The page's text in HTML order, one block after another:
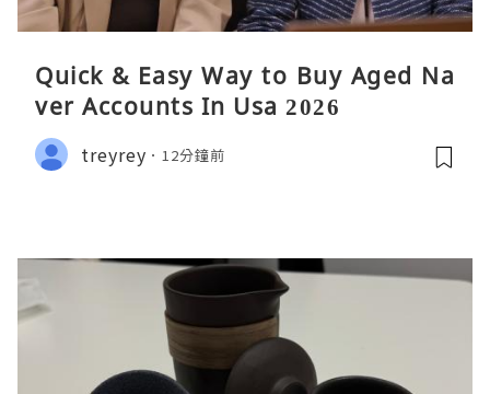
Quick & Easy Way to Buy Aged Na
ver Accounts In Usa 2026
treyrey 12分鐘前